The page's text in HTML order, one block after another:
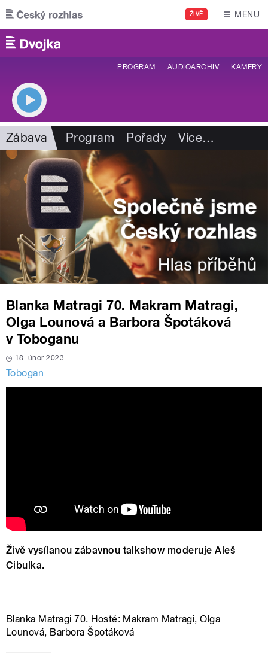
Přejít k hlavnímu obsahu
ŽIVĚ MENU
PROGRAM AUDIOARCHIV KAMERY
Zábava Program Pořady Více…
Blanka Matragi 70. Makram Matragi,
Olga Lounová a Barbora Špotáková
v Toboganu
18. únor 2023
Tobogan
Živě vysílanou zábavnou talkshow moderuje Aleš
Cibulka.
Blanka Matragi 70. Hosté: Makram Matragi, Olga
Lounová, Barbora Špotáková